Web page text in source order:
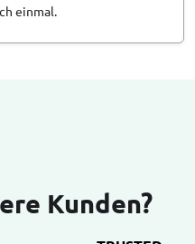
einmal.
Kunden?